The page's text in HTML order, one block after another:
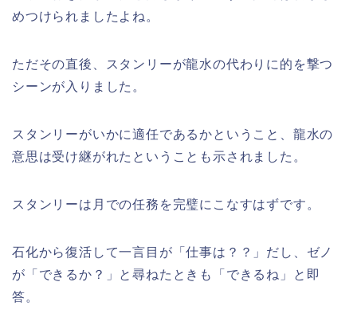
めつけられましたよね。
ただその直後、スタンリーが龍水の代わりに的を撃つ
シーンが入りました。
スタンリーがいかに適任であるかということ、龍水の
意思は受け継がれたということも示されました。
スタンリーは月での任務を完璧にこなすはずです。
石化から復活して一言目が「仕事は？？」だし、ゼノ
が「できるか？」と尋ねたときも「できるね」と即
答。